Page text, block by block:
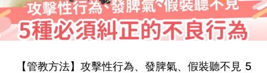
【管教方法】攻擊性行為、發脾氣、假裝聽不見 5